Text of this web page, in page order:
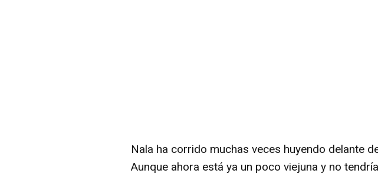
Nala ha corrido muchas veces huyendo delante
Aunque ahora está ya un poco viejuna y no